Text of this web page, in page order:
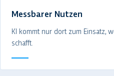
Messbarer Nutzen
KI kommt nur dort zum Einsatz,
schafft.